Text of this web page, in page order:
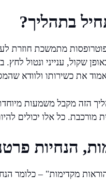
בתהליך?
מתמשכת חוזרת
שקול, ענייני ונטול לחץ.
את כשירותו ולוודא
הזה מקבל משמעות
מורכבת. כל אלו יכולים
הנחיות
מקדימות" – כלומר